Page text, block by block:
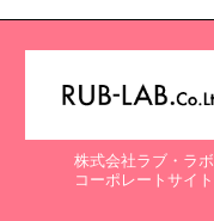
株式会社ラブ・ラボ
コーポレートサイト